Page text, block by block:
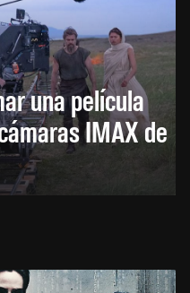
una película
IMAX de